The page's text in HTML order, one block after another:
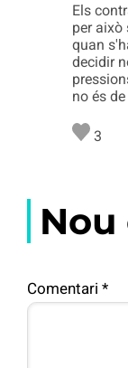
Els
per això
quan
decidir
no és
3
Comentari *